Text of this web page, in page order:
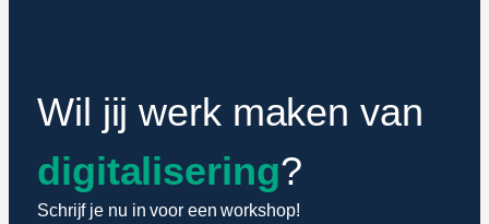
Wil jij werk maken van
digitalisering?
Schrijf je nu in voor een workshop!